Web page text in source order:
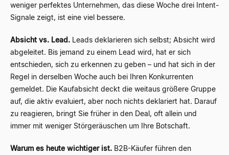
weniger perfektes Unternehmen, das diese Woche drei Intent-
Signale zeigt, ist eine viel bessere.
Absicht vs. Lead. Leads deklarieren sich selbst; Absicht wird
abgeleitet. Bis jemand zu einem Lead wird, hat er sich
entschieden, sich zu erkennen zu geben – und hat sich in der
Regel in derselben Woche auch bei Ihren Konkurrenten
gemeldet. Die Kaufabsicht deckt die weitaus größere Gruppe
auf, die aktiv evaluiert, aber noch nichts deklariert hat. Darauf
zu reagieren, bringt Sie früher in den Deal, oft allein und
immer mit weniger Störgeräuschen um Ihre Botschaft.
Warum es heute wichtiger ist. B2B-Käufer führen den